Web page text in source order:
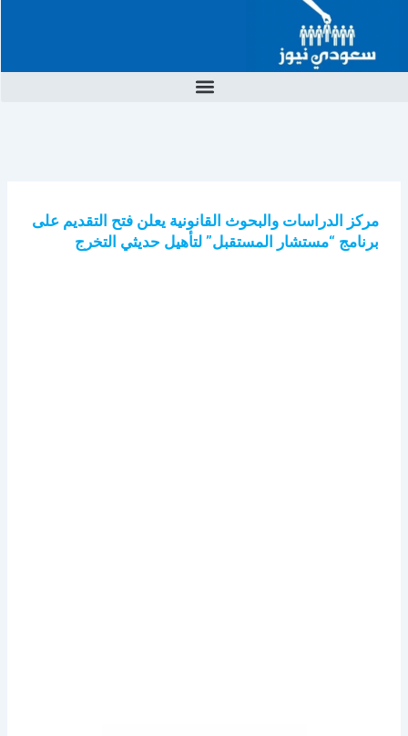
المحتوى
مركز الدراسات والبحوث القانونية يعلن فتح التقديم على
برنامج “مستشار المستقبل” لتأهيل حديثي التخرج